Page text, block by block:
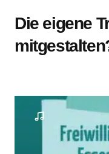
Die eigene